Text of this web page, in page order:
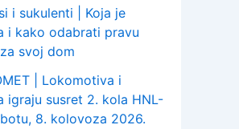
i sukulenti | Koja je
i kako odabrati pravu
svoj dom
| Lokomotiva i
igraju susret 2. kola HNL-
8. kolovoza 2026.